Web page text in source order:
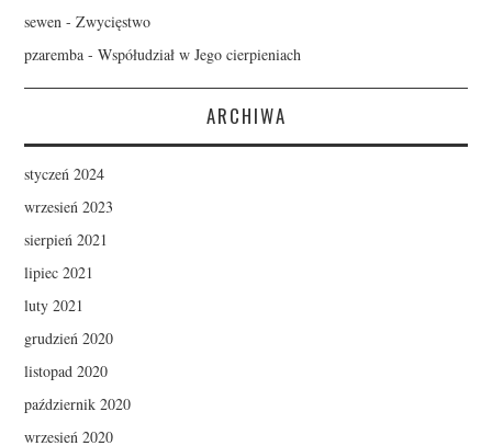
sewen -Zwycięstwo
pzaremba -Współudział w Jego cierpieniach
ARCHIWA
styczeń 2024
wrzesień 2023
sierpień 2021
lipiec 2021
luty 2021
grudzień 2020
listopad 2020
październik 2020
wrzesień 2020